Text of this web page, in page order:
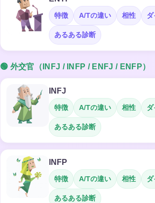
特徴 A/Tの違い 相性 ダ
あるある診断
🟢 外交官（INFJ / INFP / ENFJ / ENFP）
INFJ
特徴 A/Tの違い 相性 ダ
あるある診断
INFP
特徴 A/Tの違い 相性 ダ
あるある診断